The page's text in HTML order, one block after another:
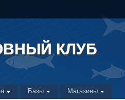
КЛУБ
Базы Магазины